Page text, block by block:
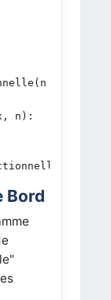
- 1)
n):
n -
Bord